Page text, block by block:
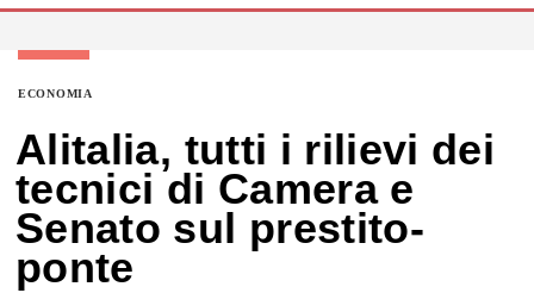
ECONOMIA
Alitalia, tutti i rilievi dei
tecnici di Camera e
Senato sul prestito-
ponte